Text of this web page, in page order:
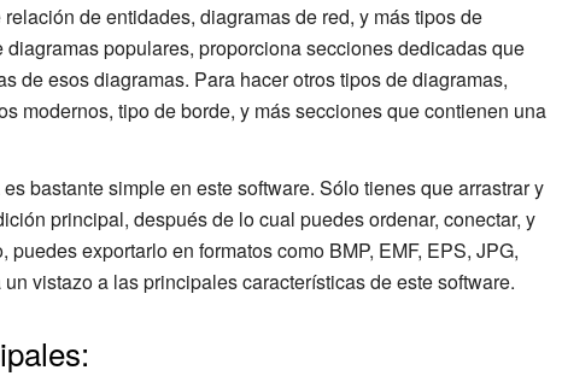
de entidades, diagramas de red, y más tipos de
populares, proporciona secciones dedicadas que
de esos diagramas. Para hacer otros tipos de diagramas,
modernos, tipo de borde, y más secciones que contienen una
bastante simple en este software. Sólo tienes que arrastrar y
principal, después de lo cual puedes ordenar, conectar, y
exportarlo en formatos como BMP, EMF, EPS, JPG,
un vistazo a las principales características de este software.